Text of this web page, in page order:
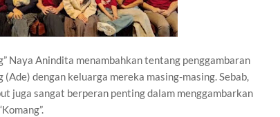
Naya Anindita menambahkan tentang penggambaran
(Ade) dengan keluarga mereka masing-masing. Sebab,
juga sangat berperan penting dalam menggambarkan